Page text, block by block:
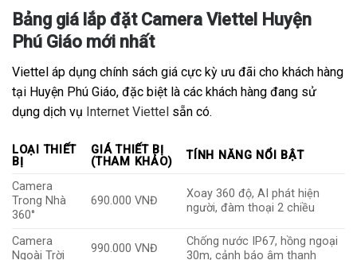
Bảng giá lắp đặt Camera Viettel Huyện
Phú Giáo mới nhất
Viettel áp dụng chính sách giá cực kỳ ưu đãi cho khách hàng
tại Huyện Phú Giáo, đặc biệt là các khách hàng đang sử
dụng dịch vụ Internet Viettel sẵn có.
LOẠI THIẾT
BỊ
GIÁ THIẾT BỊ
(THAM KHẢO)
TÍNH NĂNG NỔI BẬT
Camera
Trong Nhà
360°
690.000 VNĐ
Xoay 360 độ, AI phát hiện
người, đàm thoại 2 chiều
Camera
Ngoài Trời
990.000 VNĐ
Chống nước IP67, hồng ngoại
30m, cảnh báo âm thanh